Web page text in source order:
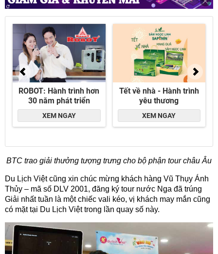
BTC trao giải thưởng tượng trưng cho bộ phận tour châu Âu
Du Lịch Việt cũng xin chúc mừng khách hàng Vũ Thụy Ánh
Thủy – mã số DLV 2001, đăng ký tour nước Nga đã trúng
Giải nhất tuần là một chiếc vali kéo, vị khách may mắn cũng
có mặt tại Du Lịch Việt trong lần quay số này.